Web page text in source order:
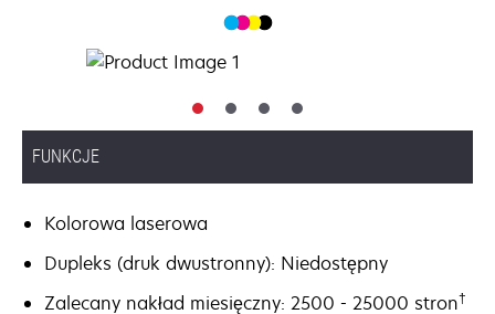
FUNKCJE
Kolorowa laserowa
Dupleks (druk dwustronny): Niedostępny
Zalecany nakład miesięczny: 2500 - 25000 stron†